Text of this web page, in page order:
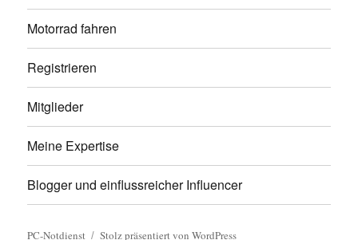
Motorrad fahren
Registrieren
Mitglieder
Meine Expertise
Blogger und einflussreicher Influencer
PC-Notdienst Stolz präsentiert von WordPress